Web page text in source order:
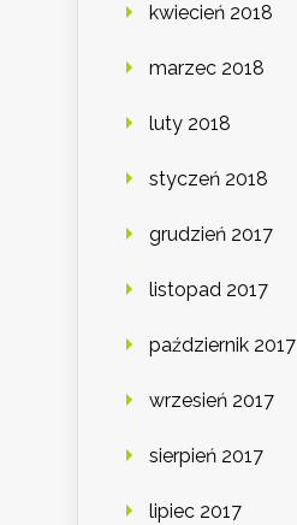
kwiecień 2018
marzec 2018
luty 2018
styczeń 2018
grudzień 2017
listopad 2017
październik 2017
wrzesień 2017
sierpień 2017
lipiec 2017